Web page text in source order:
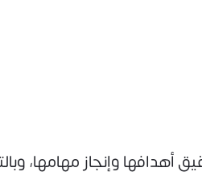
وإنجاز مهامها،